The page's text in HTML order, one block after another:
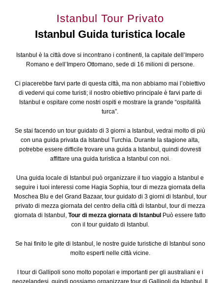
Istanbul Tour Privato
Istanbul Guida turistica locale
Istanbul è la città dove si incontrano i continenti, la capitale dell’Impero
Romano e dell’Impero Ottomano, sede di 16 milioni di persone.
Ci piacerebbe farvi parte di questa città, ma non abbiamo mai l’obiettivo
di vedervi qui come turisti; il nostro obiettivo principale è farvi parte di
Istanbul e ospitare come nostri ospiti e mostrare la grande “ospitalità
turca”.
Se stai facendo un tour guidato di 3 giorni a Istanbul, vedrai molto di più
con una guida privata da Istanbul Turchia. Durante la stagione alta,
potrebbe essere difficile trovare una guida a Istanbul, quindi dovresti
affittare una guida turistica a Istanbul con noi.
Una guida locale di Istanbul può organizzare il tuo viaggio a Istanbul e
seguire i tuoi interessi come Hagia Sophia, tour di mezza giornata della
Moschea Blu e del Grand Bazaar, tour guidato di 3 giorni di Istanbul, tour
privato di mezza giornata del centro della città di Istanbul, tour di mezza
giornata di Istanbul, Tour di mezza giornata di Istanbul Può essere fatto
con il tour guidato di Istanbul.
Se hai finito le gite di Istanbul, le nostre guide turistiche di Istanbul sono
molto esperti nelle città vicine.
I tour di Gallipoli sono molto popolari e importanti per gli australiani e i
neozelandesi, quindi possiamo organizzare tour di Gallipoli da Istanbul. Il